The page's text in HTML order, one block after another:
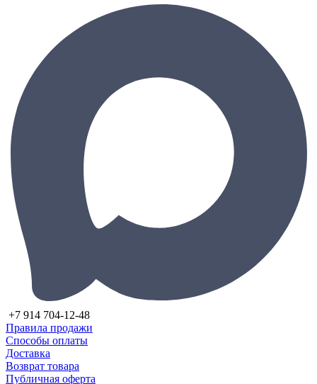
+7 914 704-12-48
Правила продажи
Способы оплаты
Доставка
Возврат товара
Публичная оферта